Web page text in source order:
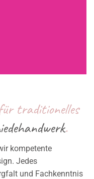
traditio­nelles
.
kompetente
Jedes
und Fachkenntnis